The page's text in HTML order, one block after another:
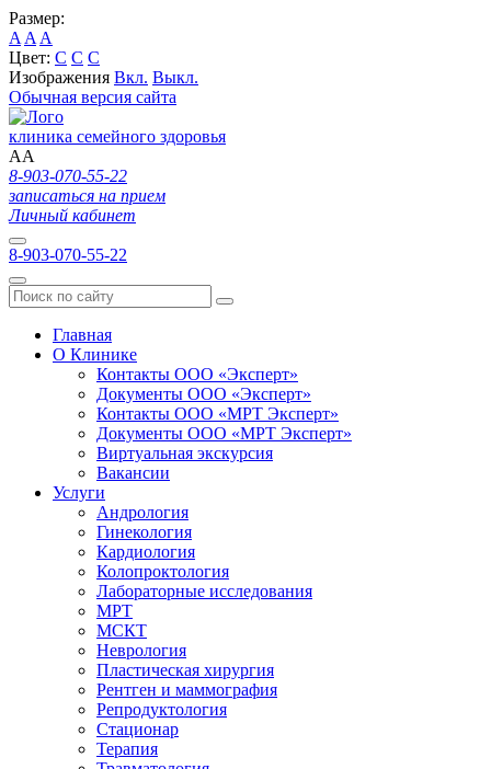
Размер:
A A A
Цвет: C C C
Изображения Вкл. Выкл.
Обычная версия сайта
клиника семейного здоровья
AA
8-903-070-55-22
записаться на прием
Личный кабинет
8-903-070-55-22
Главная
О Клинике
Контакты ООО «Эксперт»
Документы ООО «Эксперт»
Контакты ООО «МРТ Эксперт»
Документы ООО «МРТ Эксперт»
Виртуальная экскурсия
Вакансии
Услуги
Андрология
Гинекология
Кардиология
Колопроктология
Лабораторные исследования
МРТ
МСКТ
Неврология
Пластическая хирургия
Рентген и маммография
Репродуктология
Стационар
Терапия